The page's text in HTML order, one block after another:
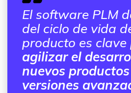
El software PLM
del ciclo de vida
producto es clave
agilizar el
nuevos
versiones